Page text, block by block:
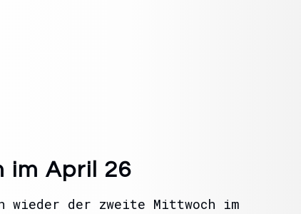
im April 26
wieder der zweite Mittwoch im